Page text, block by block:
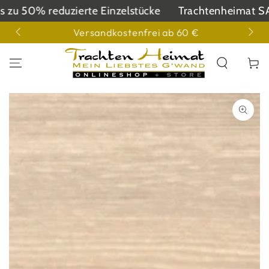
ZUM INHALT
SPRINGEN
50% reduzierte Einzelstücke Trachtenheimat
Versandkostenfrei ab 60 €
ZU DEN
PRODUKTINFORMATIONEN